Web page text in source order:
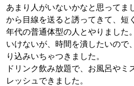
あまり人がいないかなと思ってま
から目線を送ると誘ってきて、短
年代の普通体型の人とやりました
いけないが、時間を潰したいので
り込みいちゃつきました。
ドリンク飲み放題で、お風呂やミ
レッシュできました。